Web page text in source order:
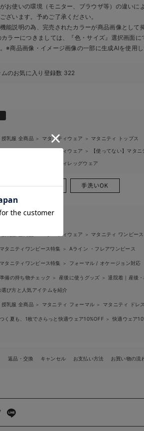
お使いの環境（モニター、ブラウザ等）の違いに
ざいます。予めご了承ください。
能説明の為、完売されたカラーが商品画像として
ラーにつきましては、『色・サイズ』選択画面
※商品画像・イメージ画像の一部に生成AIを使用し
のお気に入り登録数 322
授乳服 全商品 ＞ マタニティウェア ＞ マタニティ トップス
マタニティウェア ＞ 【使ってない】マタ
授乳服 全商品 マタニティレッグウェア
掲載されています
マタニティウェア ＞ マタニティ ワンピース
タニティワンピース特集 ＞ Aライン ・フレアワンピース
タニティワンピース特集 ＞ フォーマル / オケージョン対応
備の持ち物チェック ＞ 産後に使うグッズ ＞ 退院着｜産後
び方と人気アイテムを紹介
授乳服 全商品 ＞ マタニティ フォーマル ＞ マタニティ ドレ
く夏も、1枚でさらっと快適ウェア10%OFF ＞ 快適ウェア
返品・交換 キャンセル お支払い方法 お買い物の流